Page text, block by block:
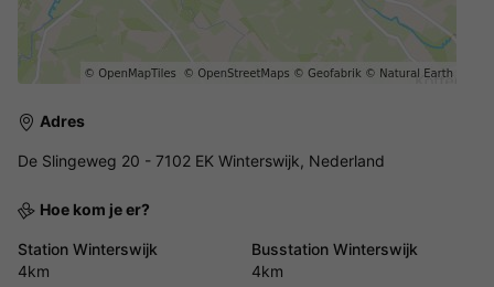
Adres
De Slingeweg 20 - 7102 EK Winterswijk, Nederland
Hoe kom je er?
Station Winterswijk
4km
Busstation Winterswijk
4km